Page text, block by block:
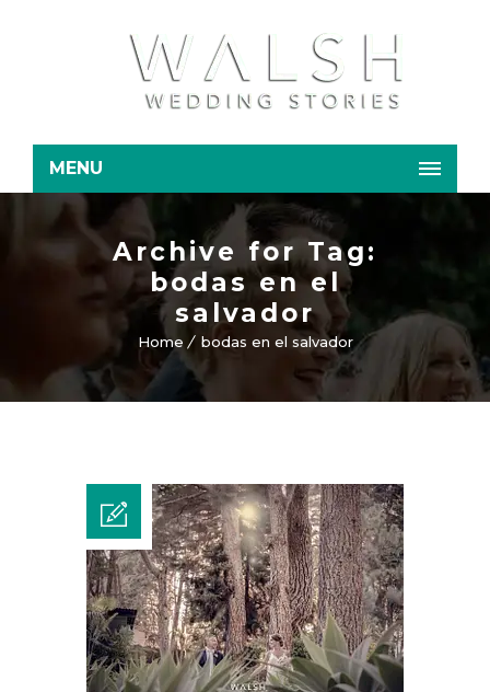
MENU
Archive for Tag:
bodas en el
salvador
Home bodas en el salvador